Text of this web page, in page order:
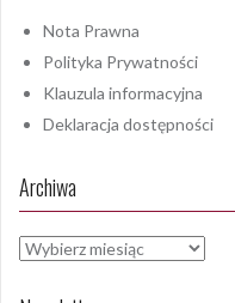
Nota Prawna
Polityka Prywatności
Klauzula informacyjna
Deklaracja dostępności
Archiwa
Archiwa